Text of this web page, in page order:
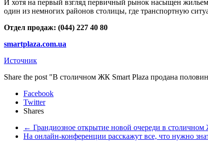
И хотя на первый взгляд первичный рынок насыщен
один из немногих районов столицы, где транспортную
Отдел продаж: (044) 227 40 80
smartplaza.com.ua
Источник
Share the post "В столичном ЖК Smart Plaza продана
Facebook
Twitter
Shares
← Грандиозное открытие новой очереди в
На онлайн-конференции расскажут все, что нужно